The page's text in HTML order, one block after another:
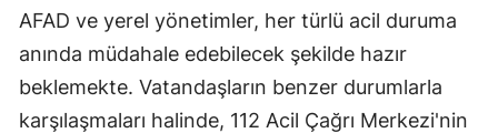
AFAD ve yerel yönetimler, her türlü acil duruma
anında müdahale edebilecek şekilde hazır
beklemekte. Vatandaşların benzer durumlarla
karşılaşmaları halinde, 112 Acil Çağrı Merkezi'nin